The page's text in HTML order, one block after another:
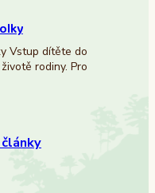
Vstup dítěte do
rodiny. Pro